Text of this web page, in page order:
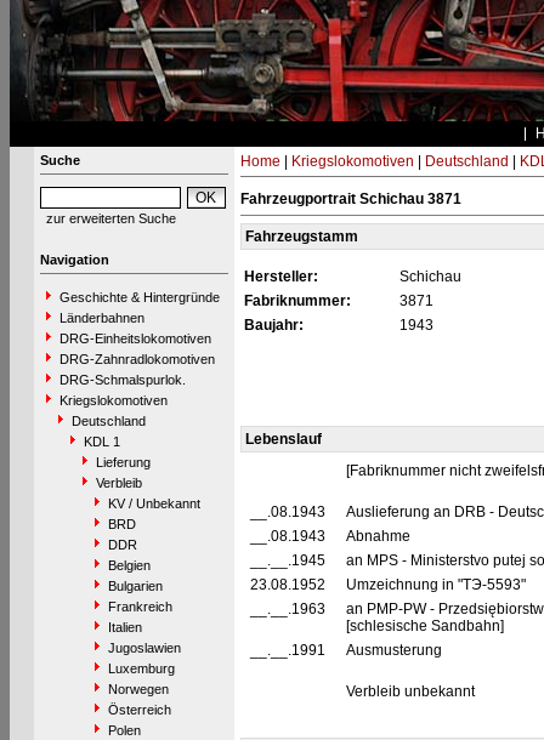
Suche
zur erweiterten Suche
Navigation
Geschichte & Hintergründe
Länderbahnen
DRG-Einheitslokomotiven
DRG-Zahnradlokomotiven
DRG-Schmalspurlok.
Kriegslokomotiven
Deutschland
KDL 1
Lieferung
Verbleib
KV / Unbekannt
BRD
DDR
Belgien
Bulgarien
Frankreich
Italien
Jugoslawien
Luxemburg
Norwegen
Österreich
Polen
Home Kriegslokomotiven Deutschland
Fahrzeugportrait Schichau 3871
Fahrzeugstamm
Hersteller:
Schichau
Fabriknummer:
3871
Baujahr:
1943
Lebenslauf
[Fabriknummer nicht
__.08.1943
Auslieferung an DRB -
__.08.1943
Abnahme
__.__.1945
an MPS - Ministerstvo putej
23.08.1952
Umzeichnung in "TЭ-5593"
__.__.1963
an PMP-PW -
[schlesische Sandbahn]
__.__.1991
Ausmusterung
Verbleib unbekannt